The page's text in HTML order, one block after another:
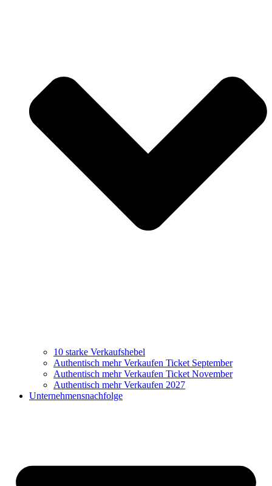
10 starke Verkaufshebel
Authentisch mehr Verkaufen Ticket September
Authentisch mehr Verkaufen Ticket November
Authentisch mehr Verkaufen 2027
Unternehmensnachfolge